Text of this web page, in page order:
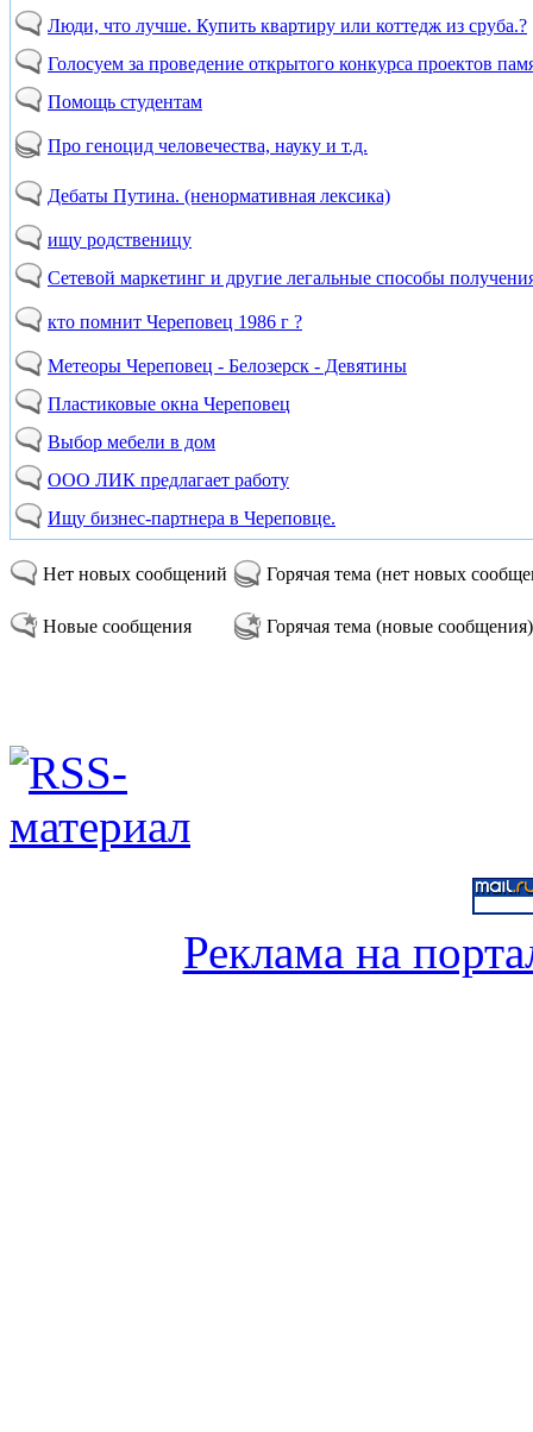
Люди, что лучше. Купить квартиру или коттедж из сруба.?
Голосуем за проведение открытого конкурса проектов
Помощь студентам
Про геноцид человечества, науку и т.д.
Дебаты Путина. (ненормативная лексика)
ищу родственицу
Сетевой маркетинг и другие легальные способы
кто помнит Череповец 1986 г ?
Метеоры Череповец - Белозерск - Девятины
Пластиковые окна Череповец
Выбор мебели в дом
ООО ЛИК предлагает работу
Ищу бизнес-партнера в Череповце.
Нет новых сообщений
Новые сообщения
Горячая тема (нет новых
Горячая тема (новые сообщения)
Реклама на